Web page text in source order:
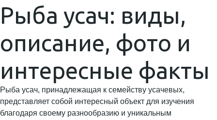
Рыба усач: виды,
описание, фото и
интересные факты
Рыба усач, принадлежащая к семейству усачевых,
представляет собой интересный объект для изучения
благодаря своему разнообразию и уникальным